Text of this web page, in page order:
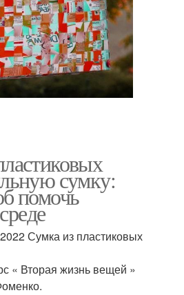
сумку:
помочь
Сумка из пластиковых
« Вторая жизнь вещей »